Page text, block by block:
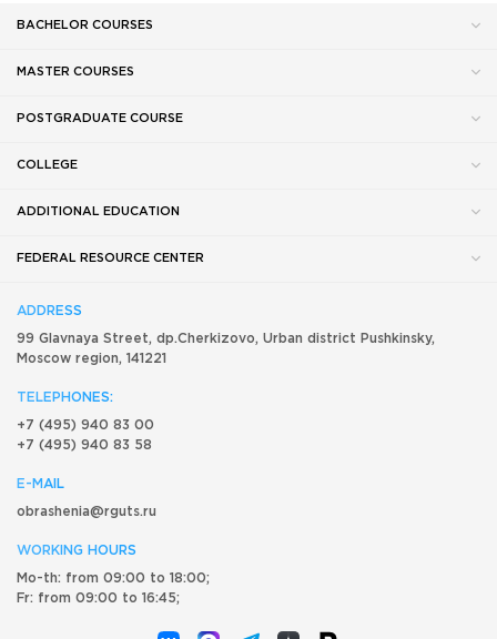
BACHELOR COURSES
MASTER COURSES
POSTGRADUATE COURSE
COLLEGE
ADDITIONAL EDUCATION
FEDERAL RESOURCE CENTER
ADDRESS
99 Glavnaya Street, dp.Cherkizovo, Urban district Pushkinsky,
Moscow region, 141221
TELEPHONES:
+7 (495) 940 83 00
+7 (495) 940 83 58
E-MAIL
obrashenia@rguts.ru
WORKING HOURS
Mo-th: from 09:00 to 18:00;
Fr: from 09:00 to 16:45;